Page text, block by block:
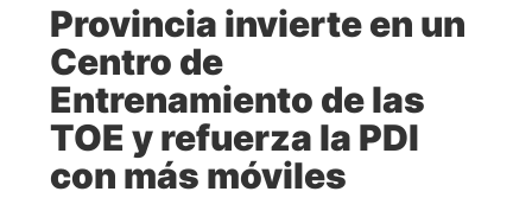
Provincia invierte en un
Centro de
Entrenamiento de las
TOE y refuerza la PDI
con más móviles